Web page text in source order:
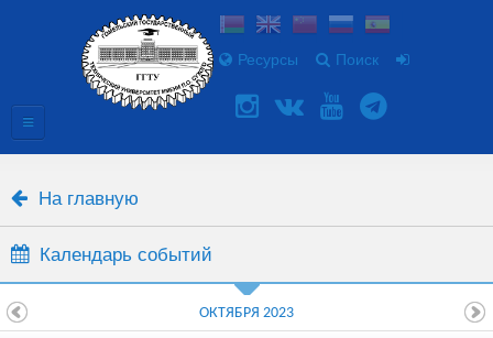
Ресурсы Поиск
На главную
Календарь событий
ОКТЯБРЯ 2023